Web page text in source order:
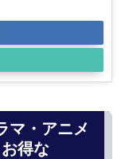
マ・アニメ
得な